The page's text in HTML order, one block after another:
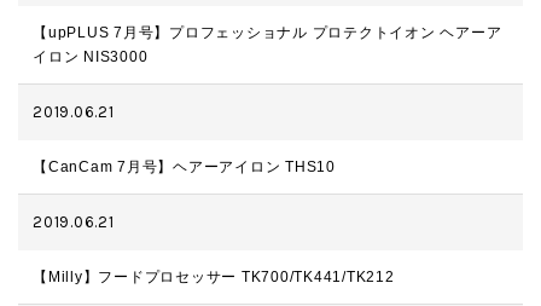
【upPLUS 7月号】プロフェッショナル プロテクトイオン ヘアーア
イロン NIS3000
2019.06.21
【CanCam 7月号】ヘアーアイロン THS10
2019.06.21
【Milly】フードプロセッサー TK700/TK441/TK212